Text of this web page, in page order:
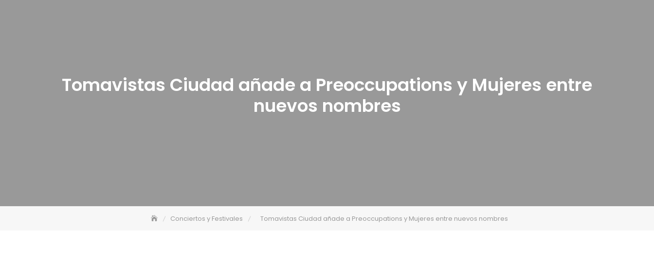
Tomavistas Ciudad añade a Preoccupations y Mujeres entre
nuevos nombres
Conciertos y Festivales Tomavistas Ciudad añade a Preoccupations y Mujeres entre nuevos nombres